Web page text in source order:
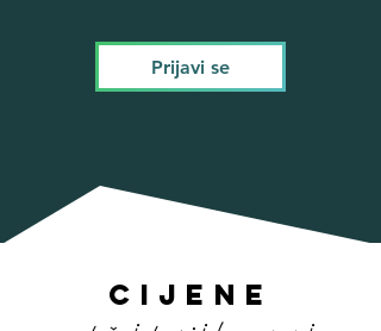
Prijavi se
Cijene